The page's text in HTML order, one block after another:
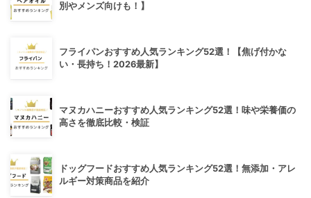
別やメンズ向けも！】
フライパンおすすめ人気ランキング52選！【焦げ付かな
い・長持ち！2026最新】
マヌカハニーおすすめ人気ランキング52選！味や栄養価の
高さを徹底比較・検証
ドッグフードおすすめ人気ランキング52選！無添加・アレ
ルギー対策商品を紹介